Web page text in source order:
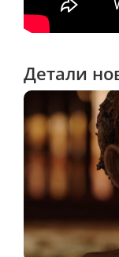
Детали